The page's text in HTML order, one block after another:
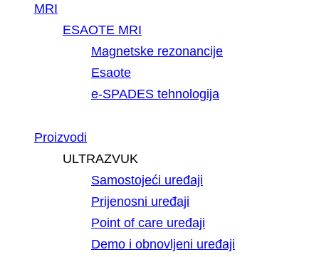
MRI
ESAOTE MRI
Magnetske rezonancije
Esaote
e-SPADES tehnologija
Proizvodi
ULTRAZVUK
Samostojeći uređaji
Prijenosni uređaji
Point of care uređaji
Demo i obnovljeni uređaji